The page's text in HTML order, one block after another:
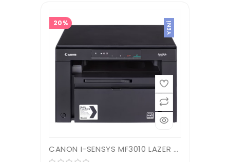
20% YENI
CANON I-SENSYS MF3010 LAZER YAZ/TAR/FOT